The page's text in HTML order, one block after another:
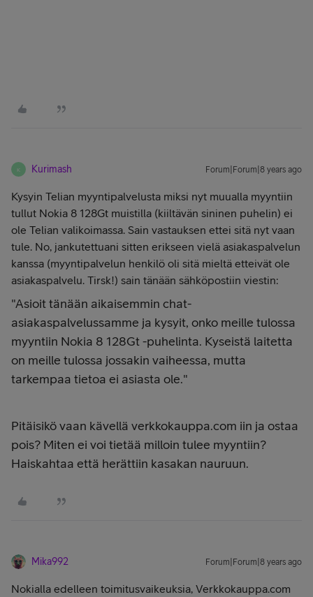
K Kurimash Forum|Forum|8 years ago
Kysyin Telian myyntipalvelusta miksi nyt muualla myyntiin
tullut Nokia 8 128Gt muistilla (kiiltävän sininen puhelin) ei
ole Telian valikoimassa. Sain vastauksen ettei sitä nyt vaan
tule. No, jankutettuani sitten erikseen vielä asiakaspalvelun
kanssa (myyntipalvelun henkilö oli sitä mieltä etteivät ole
asiakaspalvelu. Tirsk!) sain tänään sähköpostiin viestin:
"Asioit tänään aikaisemmin chat-
asiakaspalvelussamme ja kysyit, onko meille tulossa
myyntiin Nokia 8 128Gt -puhelinta. Kyseistä laitetta
on meille tulossa jossakin vaiheessa, mutta
tarkempaa tietoa ei asiasta ole."
Pitäisikö vaan kävellä verkkokauppa.com iin ja ostaa
pois? Miten ei voi tietää milloin tulee myyntiin?
Haiskahtaa että herättiin kasakan nauruun.
Mika992 Forum|Forum|8 years ago
Nokialla edelleen toimitusvaikeuksia, Verkkokauppa.com